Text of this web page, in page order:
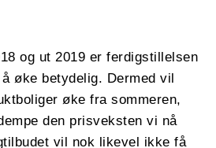
og ut 2019 er ferdigstillelsen
øke betydelig. Dermed vil
øke fra sommeren,
den prisveksten vi nå
vil nok likevel ikke få